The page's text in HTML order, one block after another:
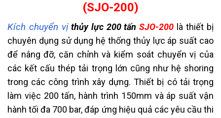
(SJO-200)
Kích chuyển vịthủy lực 200 tấnSJO-200 là thiết bị
chuyên dụng sử dụng hệ thống thủy lực áp suất cao
để nâng đỡ, căn chỉnh và kiểm soát chuyển vị của
các kết cấu thép tải trọng lớn cũng như hệ shoring
trong các công trình xây dựng. Thiết bị có tải trọng
làm việc 200 tấn, hành trình 150mm và áp suất vận
hành tối đa 700 bar, đáp ứng hiệu quả các yêu cầu thi